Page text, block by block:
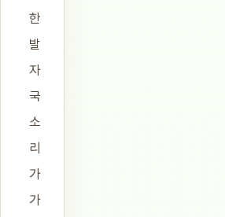
한
발
자
국
소
리
가
가